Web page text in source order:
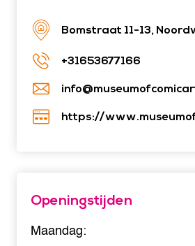
Bomstraat 11-13,
+31653677166
https://
Openingstijden
Maandag: